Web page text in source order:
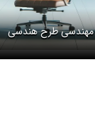
مهندسی طرح هندسی